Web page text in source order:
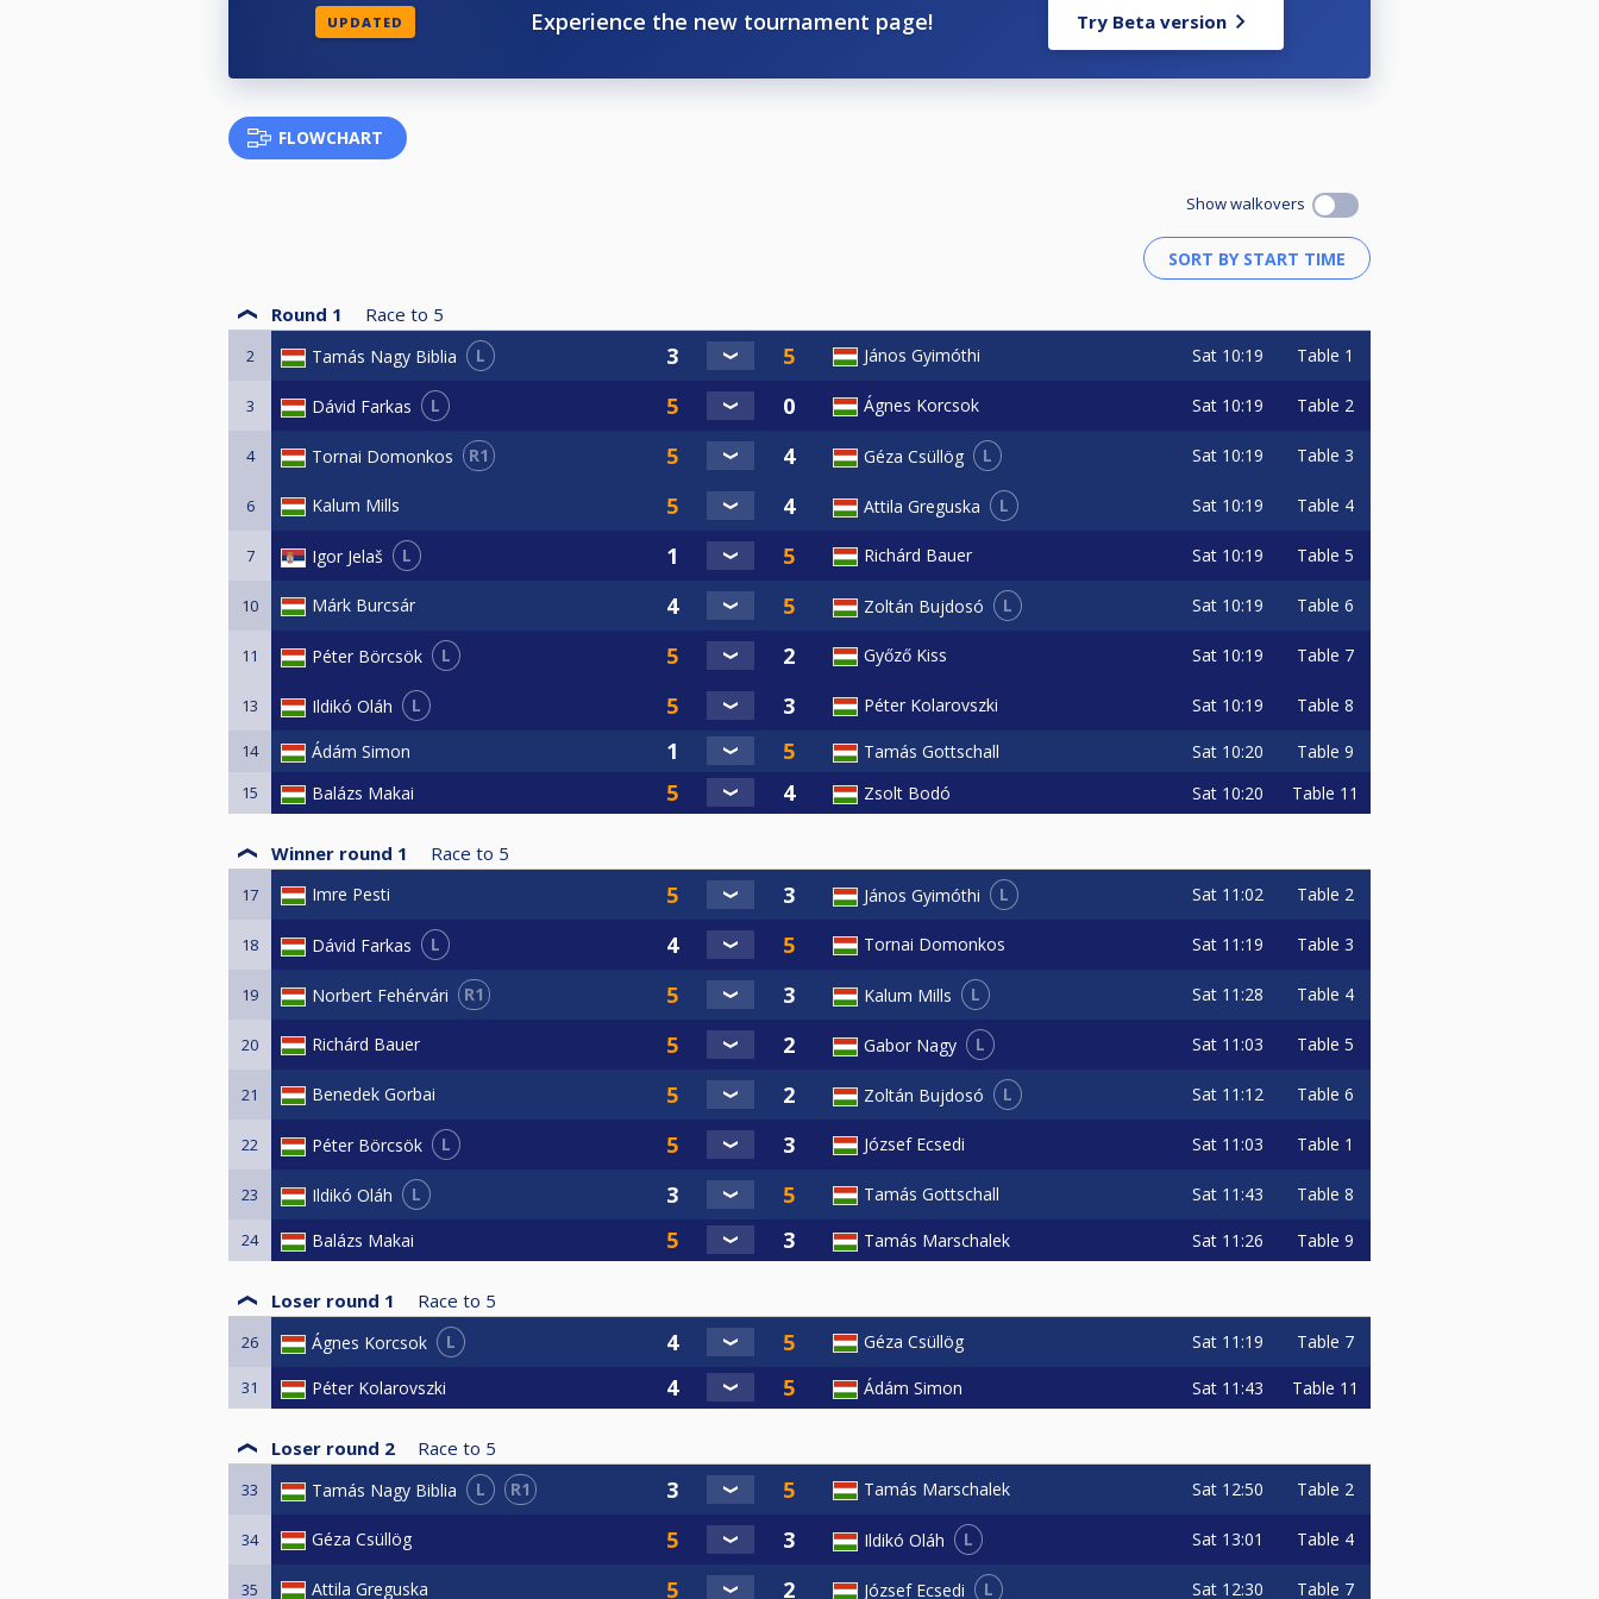
Egyéb rendelkezések:
A verseny egyéb szabályait az „SZBSE részletes szabályok” dokumentum tartalmazza.
UPDATED Experience the new tournament page! Try Beta version
FLOWCHART
Show walkovers
Round 1 Race to 5
2 Tamás Nagy Biblia L János Gyimóthi Sat 10:19 Table 1
3 Dávid Farkas L Ágnes Korcsok Sat 10:19 Table 2
4 Tornai Domonkos R1 Géza Csüllög L Sat 10:19 Table 3
6 Kalum Mills Attila Greguska L Sat 10:19 Table 4
7 Igor Jelaš L Richárd Bauer Sat 10:19 Table 5
10 Márk Burcsár Zoltán Bujdosó L Sat 10:19 Table 6
11 Péter Börcsök L Győző Kiss Sat 10:19 Table 7
13 Ildikó Oláh L Péter Kolarovszki Sat 10:19 Table 8
14 Ádám Simon Tamás Gottschall Sat 10:20 Table 9
15 Balázs Makai Zsolt Bodó Sat 10:20 Table 11
Winner round 1 Race to 5
17 Imre Pesti János Gyimóthi L Sat 11:02 Table 2
18 Dávid Farkas L Tornai Domonkos Sat 11:19 Table 3
19 Norbert Fehérvári R1 Kalum Mills L Sat 11:28 Table 4
20 Richárd Bauer Gabor Nagy L Sat 11:03 Table 5
21 Benedek Gorbai Zoltán Bujdosó L Sat 11:12 Table 6
22 Péter Börcsök L József Ecsedi Sat 11:03 Table 1
23 Ildikó Oláh L Tamás Gottschall Sat 11:43 Table 8
24 Balázs Makai Tamás Marschalek Sat 11:26 Table 9
Loser round 1 Race to 5
26 Ágnes Korcsok L Géza Csüllög Sat 11:19 Table 7
31 Péter Kolarovszki Ádám Simon Sat 11:43 Table 11
Loser round 2 Race to 5
33 Tamás Nagy Biblia L R1 Tamás Marschalek Sat 12:50 Table 2
34 Géza Csüllög Ildikó Oláh L Sat 13:01 Table 4
35 Attila Greguska József Ecsedi L Sat 12:30 Table 7